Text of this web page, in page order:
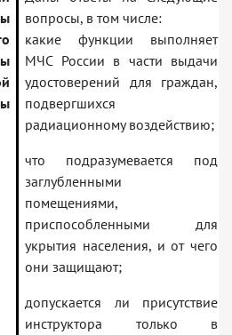
вопросы, в том числе:
какие функции выполняет
МЧС России в части выдачи
удостоверений для граждан,
подвергшихся
радиационному воздействию;
что подразумевается под
заглубленными
помещениями,
приспособленными для
укрытия населения, и от чего
они защищают;
допускается ли присутствие
инструктора только в